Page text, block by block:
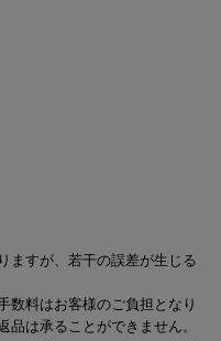
ますが、若干の誤差が生じる
数料はお客様のご負担となり
品は承ることができません。